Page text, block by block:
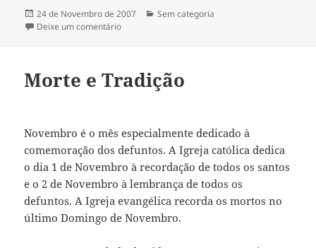
Publicado
a
24 de Novembro de 2007 Categorias
Sem categoria
Deixe um comentário
Morte e Tradição
Novembro é o mês especialmente dedicado à
comemoração dos defuntos. A Igreja católica dedica
o dia 1 de Novembro à recordação de todos os santos
e o 2 de Novembro à lembrança de todos os
defuntos. A Igreja evangélica recorda os mortos no
último Domingo de Novembro.